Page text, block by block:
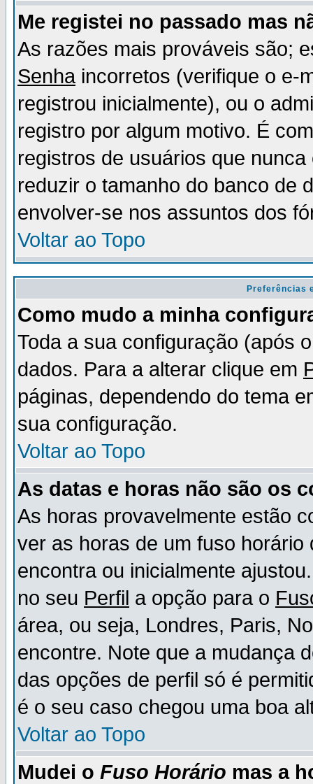
Me registei no passado mas
As razões mais prováveis são;
Senhaincorretos (verifique o e-
registrou inicialmente), ou o
registro por algum motivo. É
registros de usuários que
reduzir o tamanho do banco de
envolver-se nos assuntos dos
Voltar ao Topo
Preferências
Como mudo a minha
Toda a sua configuração (após
dados. Para a alterar clique em
páginas, dependendo do tema
sua configuração.
Voltar ao Topo
As datas e horas não são os
As horas provavelmente estão
ver as horas de um fuso
encontra ou inicialmente
no seu Perfil a opção para o
área, ou seja, Londres, Paris,
encontre. Note que a mudança
das opções de perfil só é
é o seu caso chegou uma boa
Voltar ao Topo
Mudei o Fuso Horário mas a